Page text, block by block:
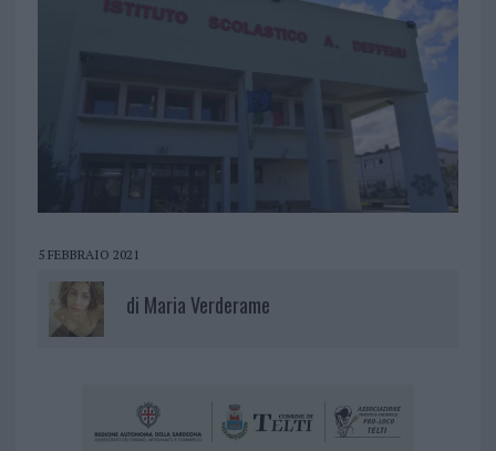
5 FEBBRAIO 2021
di Maria Verderame